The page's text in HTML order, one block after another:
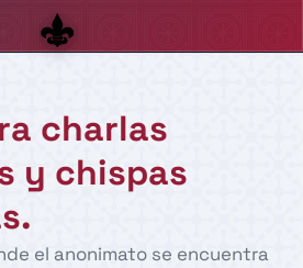
charlas
y chispas
el anonimato se encuentra